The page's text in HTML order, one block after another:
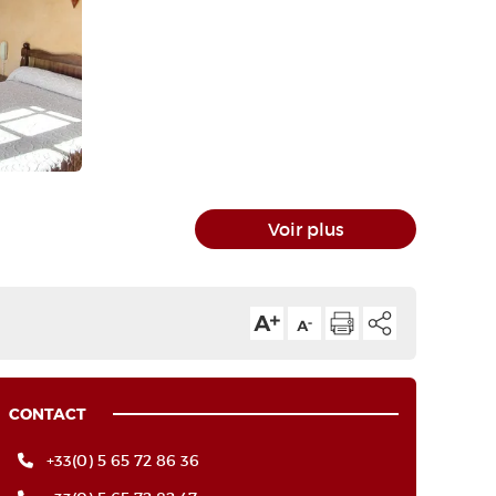
Voir plus
CONTACT
+33(0) 5 65 72 86 36